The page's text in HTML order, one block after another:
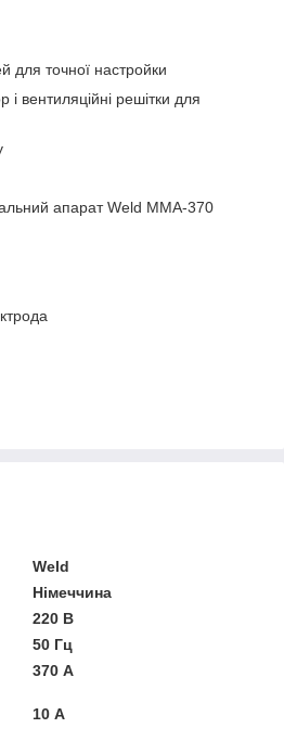
для точної настройки
вентиляційні решітки для
апарат Weld ММА-370
Weld
Німеччина
220 В
50 Гц
370 А
10 А